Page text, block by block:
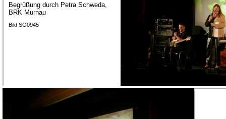
Begrüßung durch Petra Schweda,
BRK Murnau
Bild SG0945